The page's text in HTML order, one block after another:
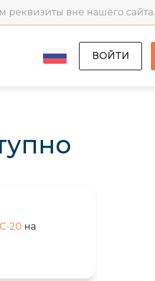
реквизиты вне нашего сайта.
ВОЙТИ
20 на